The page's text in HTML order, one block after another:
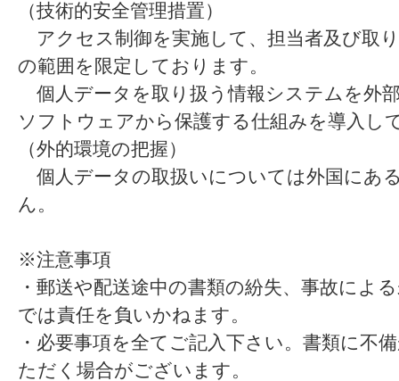
（技術的安全管理措置）
アクセス制御を実施して、担当者及び取
の範囲を限定しております。
個人データを取り扱う情報システムを外
ソフトウェアから保護する仕組みを導入し
（外的環境の把握）
個人データの取扱いについては外国にあ
ん。
※注意事項
・郵送や配送途中の書類の紛失、事故によ
では責任を負いかねます。
・必要事項を全てご記入下さい。書類に不
ただく場合がございます。